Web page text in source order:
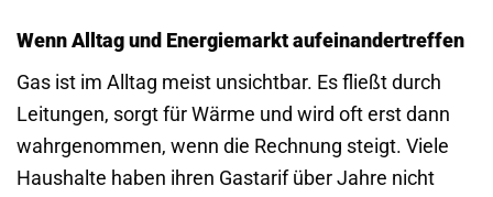
Wenn Alltag und Energiemarkt aufeinandertreffen
Gas ist im Alltag meist unsichtbar. Es fließt durch
Leitungen, sorgt für Wärme und wird oft erst dann
wahrgenommen, wenn die Rechnung steigt. Viele
Haushalte haben ihren Gastarif über Jahre nicht